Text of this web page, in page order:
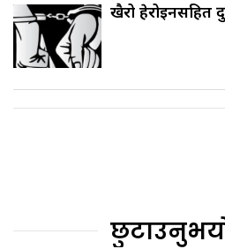
खैरो हेरोइनसहित